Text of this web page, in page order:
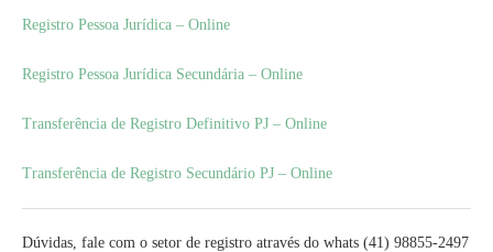
Registro Pessoa Jurídica – Online
Registro Pessoa Jurídica Secundária – Online
Transferência de Registro Definitivo PJ – Online
Transferência de Registro Secundário PJ – Online
Dúvidas, fale com o setor de registro através do whats (41) 98855-2497